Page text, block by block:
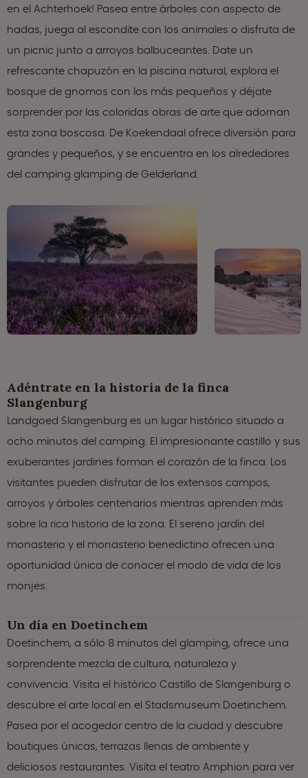
en el Achterhoek! Pasea entre árboles con aspecto de
hadas, juega al escondite con los animales o disfruta de
un picnic junto a arroyos balbuceantes. Date un
refrescante chapuzón en la piscina natural, explora el
bosque de gnomos con los más pequeños y déjate
sorprender por las coloridas obras de arte que adornan
esta zona boscosa. De Koekendaal ofrece diversión para
grandes y pequeños, y se encuentra en los alrededores
del camping glamping de Gelderland.
Adéntrate en la historia de la finca
Slangenburg
Landgoed Slangenburg es un lugar histórico situado a
ocho minutos del camping. El impresionante castillo y sus
exuberantes jardines forman el corazón de la finca. Los
visitantes pueden disfrutar de los extensos campos,
arroyos y árboles centenarios mientras aprenden más
sobre la rica historia de la zona. El sereno jardín del
monasterio y el monasterio benedictino ofrecen una
oportunidad única de conocer el modo de vida de los
monjes.
Un día en Doetinchem
Doetinchem, a sólo 8 minutos del glamping, ofrece una
sorprendente mezcla de cultura, naturaleza y
convivencia. Visita el histórico Castillo de Slangenburg o
descubre el arte local en el Stadsmuseum Doetinchem.
Pasea por el acogedor centro de la ciudad y descubre
boutiques únicas, terrazas llenas de ambiente y
deliciosos restaurantes. Visita el teatro Amphion para ver